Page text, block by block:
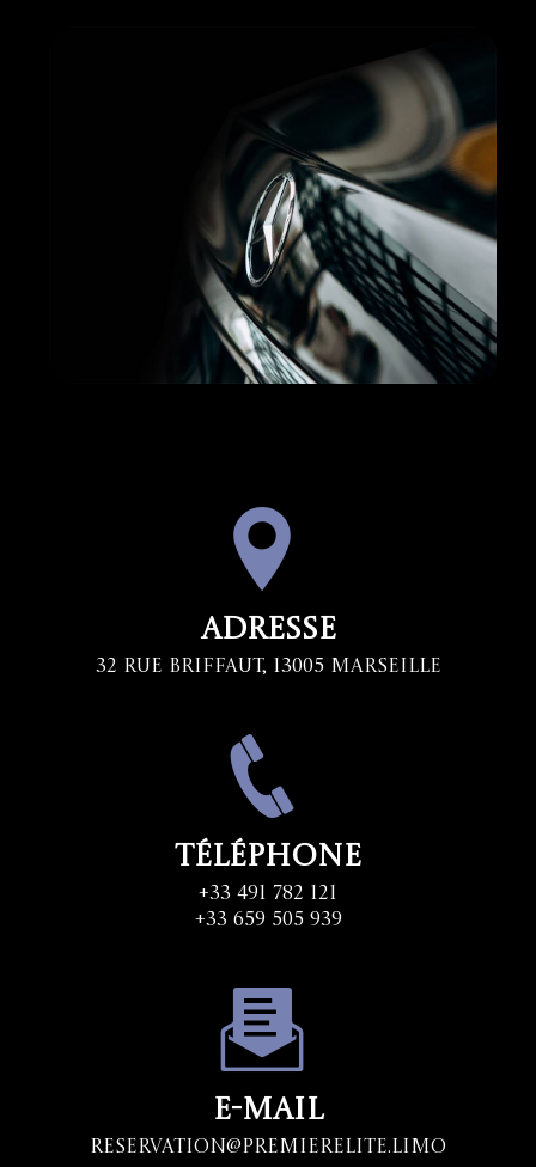
Adresse
32 Rue Briffaut, 13005 Marseille
Téléphone
+33 491 782 121
+33 659 505 939
E-mail
Reservation@premierelite.limo